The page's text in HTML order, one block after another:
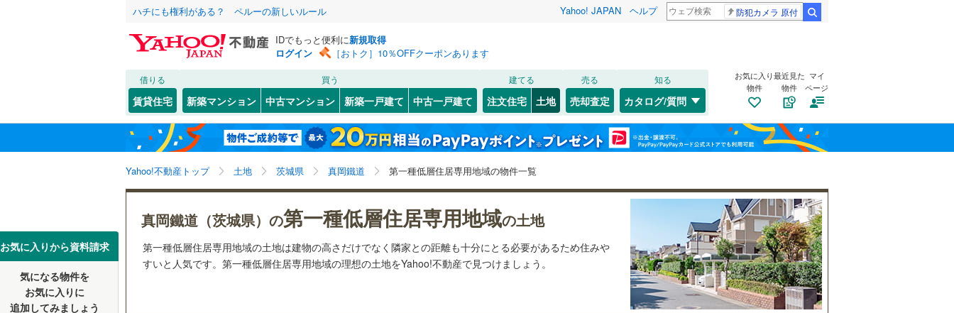
ハチにも権利がある？ ペルーの新しいルール Yahoo! JAPAN ヘルプ 防犯カメラ 原付
IDでもっと便利に新規取得
ログイン
［おトク］10％OFFクーポンあります
借りる
賃貸住宅
買う
新築マンション 中古マンション 新築一戸建て 中古一戸建て
建てる
注文住宅 土地
売る
売却査定
知る
カタログ/質問
お気に入り
物件
最近見た
物件
マイ
ページ
Yahoo!不動産トップ 土地 茨城県 真岡鐵道 第一種低層住居専用地域の物件一覧
お気に入りから資料請求
気になる物件を
お気に入りに
追加してみましょう
真岡鐵道（茨城県）の第一種低層住居専用地域の土地
第一種低層住居専用地域の土地は建物の高さだけでなく隣家との距離も十分にとる必要があるため住みや
すいと人気です。第一種低層住居専用地域の理想の土地をYahoo!不動産で見つけましょう。
北海道 北海道
東北 青森 岩手 宮城 秋田 山形 福島
関東 東京 神奈川 埼玉 千葉
新潟 長野 富山 石川
東海 愛知 岐阜 静岡 三重
和歌山
水戸市(22) 日立市(0) 土浦市(1)
古河市(5) 石岡市(0) 結城市(0)
龍ケ崎市 ( ) 下妻市(0)
常陸太田市
) 高萩市(
笠間市
取手市( ) 牛久市(4)
つくば市(12) ひたちなか市 (6 鹿嶋市(2)
常陸大宮市(0)
JR 東北本線(5) 常磐線(41) 水郡線(22)
水戸線(2)
湘南新宿ライン（宇都宮～逗子）
(5)
鹿島線(2)
私鉄・その他 関東鉄道常総線(5)
鹿島臨海鉄道大洗鹿島線(21) ひたちなか海浜鉄道湊線 つくばエクスプレス( 17)
(0) (0) ひぐち
こだわり条件 配置、向き、建ち方、日当たり
前道6m以上（0） 角地（0） 南道路（0）
平坦地（0） 整形地（0） 古家あり（0）
販売、価格、契約、入居関連など
更地渡し（0） 第一種低層住居専用地域
立地
小学校まで1km以内（0）
検索条件を保存しました
この検索条件の新着物件通知は、 マイページから設定できます。
茨城県、真岡鐵道、価格未定を含む、建築条件付き土地
を含む、第一種低層住居専用地域
検索条件を保存する
閉じる お気に入りリストを見る
閉じる
閉じる お気に入りリストを見る
閉じる